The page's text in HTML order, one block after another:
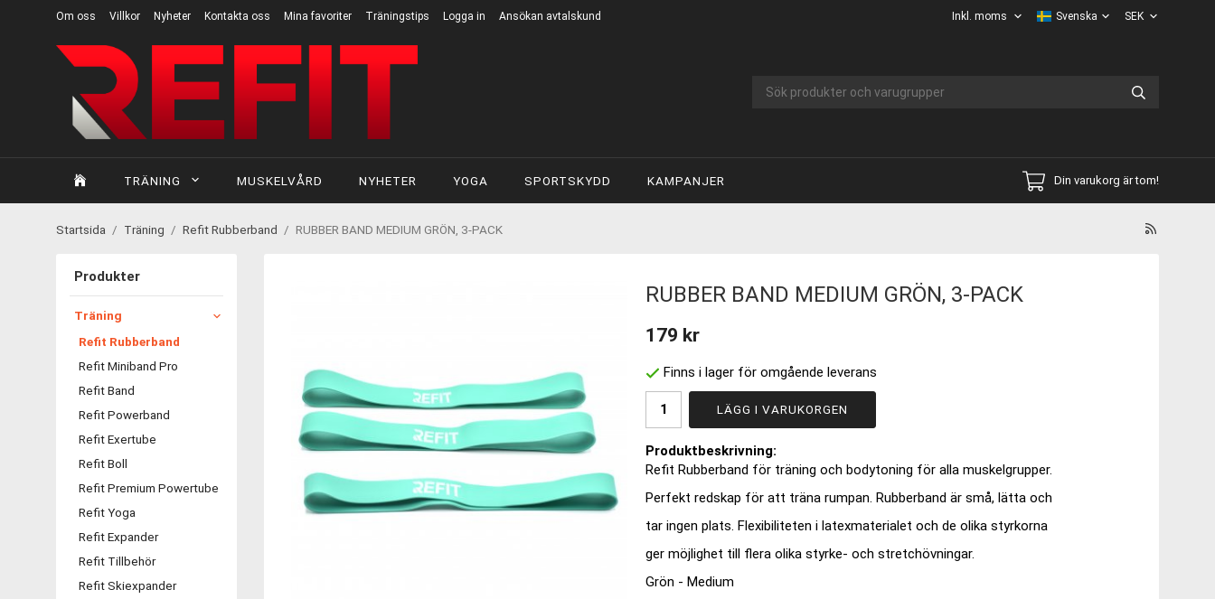
Om oss Villkor Nyheter Kontakta oss Mina favoriter Träningstips Logga in Ansökan avtalskund
TRÄNING MUSKELVÅRD NYHETER YOGA SPORTSKYDD KAMPANJER Din varukorg är tom!
Startsida / Träning / Refit Rubberband / RUBBER BAND MEDIUM GRÖN, 3-PACK
Produkter
Träning
Refit Rubberband
Refit Miniband Pro
Refit Band
Refit Powerband
Refit Exertube
Refit Boll
Refit Premium Powertube
Refit Yoga
Refit Expander
Refit Tillbehör
Refit Skiexpander
RUBBER BAND MEDIUM GRÖN, 3-PACK
179 kr
Finns i lager för omgående leverans
LÄGG I VARUKORGEN
Produktbeskrivning:
Refit Rubberband för träning och bodytoning för alla muskelgrupper.
Perfekt redskap för att träna rumpan. Rubberband är små, lätta och
tar ingen plats. Flexibiliteten i latexmaterialet och de olika styrkorna
ger möjlighet till flera olika styrke- och stretchövningar.
Grön - Medium